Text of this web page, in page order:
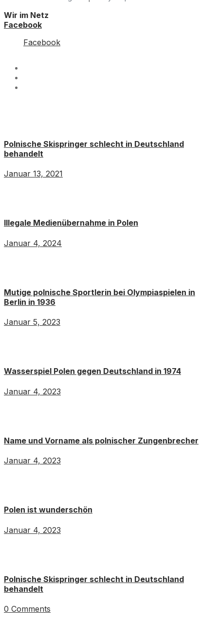
Wir im Netz
Facebook
Facebook
Polnische Skispringer schlecht in Deutschland
behandelt
Januar 13, 2021
Illegale Medienübernahme in Polen
Januar 4, 2024
Mutige polnische Sportlerin bei Olympiaspielen in
Berlin in 1936
Januar 5, 2023
Wasserspiel Polen gegen Deutschland in 1974
Januar 4, 2023
Name und Vorname als polnischer Zungenbrecher
Januar 4, 2023
Polen ist wunderschön
Januar 4, 2023
Polnische Skispringer schlecht in Deutschland
behandelt
0 Comments